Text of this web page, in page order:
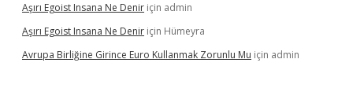
Aşırı Egoist Insana Ne Denir için admin
Aşırı Egoist Insana Ne Denir için Hümeyra
Avrupa Birliğine Girince Euro Kullanmak Zorunlu Mu için admin